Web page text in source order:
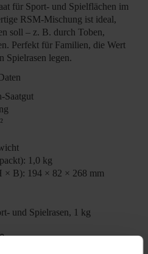
für Sport- und Spielflächen im
RSM-Mischung ist ideal,
soll – z. B. durch Toben,
Perfekt für Familien, die Wert
Spielrasen legen.
Saatgut
1,0 kg
× B): 194 × 82 × 268 mm
und Spielrasen, 1 kg